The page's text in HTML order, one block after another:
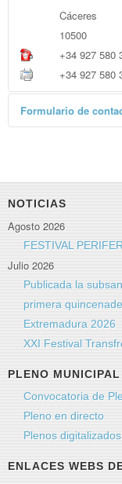
Cáceres
10500
+34 927 580
+34 927 580
Formulario de
Nombre*
Correo electrónico*
Asunto*
NOTICIAS
Agosto 2026
FESTIVAL
Julio 2026
Publicada la
primera
Extremadura 2026
XXI Festival
PLENO MUNICIPAL
Convocatoria de
Pleno en directo
Plenos digitalizados
ENLACES WEBS